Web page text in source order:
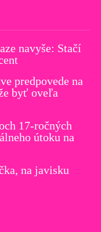
navyše: Stačí
predpovede na
byť oveľa
17-ročných
útoku na
na javisku